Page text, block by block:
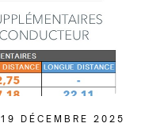
19 DÉCEMBRE 2025